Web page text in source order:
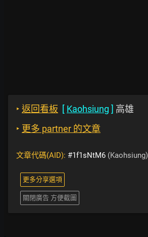
‣ 返回看板 [ Kaohsiung ] 高雄
‣ 更多 partner 的文章
文章代碼(AID): #1f1sNtM6 (Kaohsiung)
更多分享選項
關閉廣告 方便截圖